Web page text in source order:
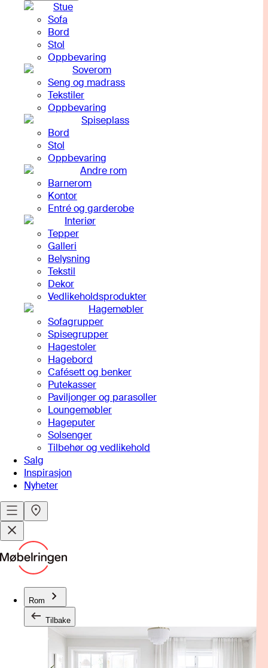
Stue
Sofa
Bord
Stol
Oppbevaring
Soverom
Seng og madrass
Tekstiler
Oppbevaring
Spiseplass
Bord
Stol
Oppbevaring
Andre rom
Barnerom
Kontor
Entré og garderobe
Interiør
Tepper
Galleri
Belysning
Tekstil
Dekor
Vedlikeholdsprodukter
Hagemøbler
Sofagrupper
Spisegrupper
Hagestoler
Hagebord
Cafésett og benker
Putekasser
Paviljonger og parasoller
Loungemøbler
Hageputer
Solsenger
Tilbehør og vedlikehold
Salg
Inspirasjon
Nyheter
Rom
Tilbake